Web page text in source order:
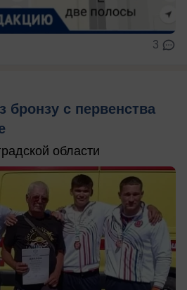
3
бронзу с первенства
области